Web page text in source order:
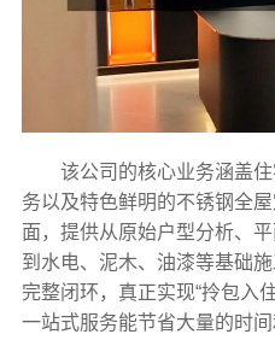
该公司的核心业务涵盖
务以及特色鲜明的不锈钢全
面，提供从原始户型分析、
到水电、泥木、油漆等基础
完整闭环，真正实现“拎包入
一站式服务能节省大量的时